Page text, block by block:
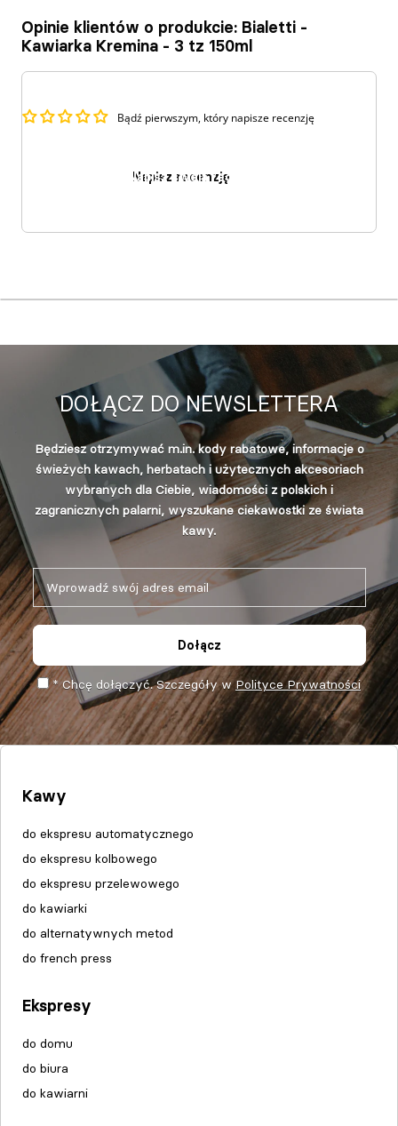
Opinie klientów o produkcie: Bialetti -
Kawiarka Kremina - 3 tz 150ml
Bądź pierwszym, który napisze recenzję
Napisz recenzję
DOŁĄCZ DO NEWSLETTERA
Będziesz otrzymywać m.in. kody rabatowe, informacje o
świeżych kawach, herbatach i użytecznych akcesoriach
wybranych dla Ciebie, wiadomości z polskich i
zagranicznych palarni, wyszukane ciekawostki ze świata
kawy.
Dołącz
* Chcę dołączyć. Szczegóły wPolityce Prywatności
Kawy
do ekspresu automatycznego
do ekspresu kolbowego
do ekspresu przelewowego
do kawiarki
do alternatywnych metod
do french press
Ekspresy
do domu
do biura
do kawiarni